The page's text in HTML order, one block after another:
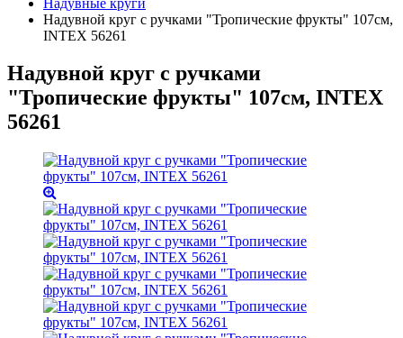
Надувной круг с ручками "Тропические фрукты" 107см,
INTEX 56261
Надувной круг с ручками
"Тропические фрукты" 107см, INTEX
56261